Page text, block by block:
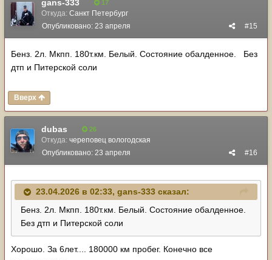
gans-333 17
Откуда: Санкт Петербург
#15
Опубликовано: 23 апреля
Бенз. 2л. Мкпп. 180т.км. Белый. Состояние обалденное. Без
дтп и Питерской соли
Вверх
dubas 26
Откуда: череповец вологодская
#16
Опубликовано: 23 апреля
23.04.2026 в 02:33, gans-333 сказал:
Бенз. 2л. Мкпп. 180т.км. Белый. Состояние обалденное.
Без дтп и Питерской соли
Хорошо. За 6лет.... 180000 км пробег. Конечно все